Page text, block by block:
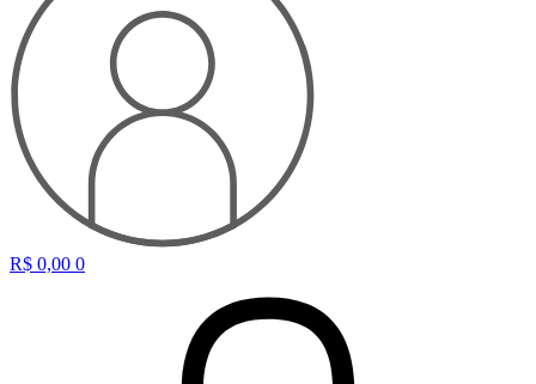
R$ 0,00 0